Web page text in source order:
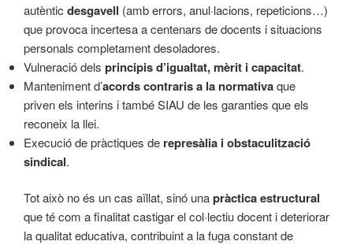
autèntic desgavell (amb errors, anul·lacions, repeticions…)
que provoca incertesa a centenars de docents i situacions
personals completament desoladores.
Vulneració dels principis d’igualtat, mèrit i capacitat.
Manteniment d’acords contraris a la normativaque
priven els interins i també SIAU de les garanties que els
reconeix la llei.
Execució de pràctiques de represàlia i obstaculització
sindical.
Tot això no és un cas aïllat, sinó unapràctica estructural
que té com a finalitat castigar el col·lectiu docent i deteriorar
la qualitat educativa, contribuint a la fuga constant de